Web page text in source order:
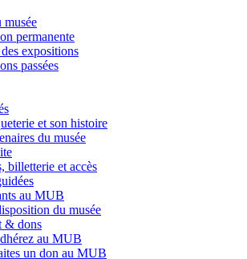
musée
permanente
expositions
passées
et son histoire
du musée
billetterie et accès
au MUB
du musée
& dons
au MUB
un don au MUB